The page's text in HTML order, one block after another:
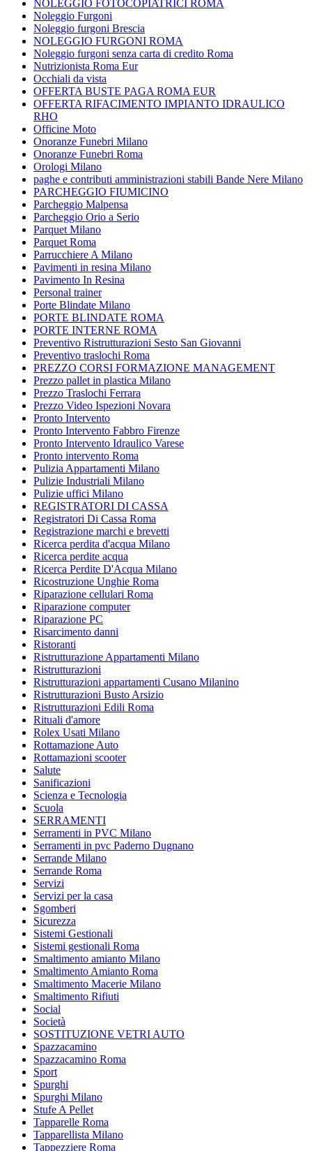
NOLEGGIO FOTOCOPIATRICI ROMA
Noleggio Furgoni
Noleggio furgoni Brescia
NOLEGGIO FURGONI ROMA
Noleggio furgoni senza carta di credito Roma
Nutrizionista Roma Eur
Occhiali da vista
OFFERTA BUSTE PAGA ROMA EUR
OFFERTA RIFACIMENTO IMPIANTO IDRAULICO
RHO
Officine Moto
Onoranze Funebri Milano
Onoranze Funebri Roma
Orologi Milano
paghe e contributi amministrazioni stabili Bande Nere Milano
PARCHEGGIO FIUMICINO
Parcheggio Malpensa
Parcheggio Orio a Serio
Parquet Milano
Parquet Roma
Parrucchiere A Milano
Pavimenti in resina Milano
Pavimento In Resina
Personal trainer
Porte Blindate Milano
PORTE BLINDATE ROMA
PORTE INTERNE ROMA
Preventivo Ristrutturazioni Sesto San Giovanni
Preventivo traslochi Roma
PREZZO CORSI FORMAZIONE MANAGEMENT
Prezzo pallet in plastica Milano
Prezzo Traslochi Ferrara
Prezzo Video Ispezioni Novara
Pronto Intervento
Pronto Intervento Fabbro Firenze
Pronto Intervento Idraulico Varese
Pronto intervento Roma
Pulizia Appartamenti Milano
Pulizie Industriali Milano
Pulizie uffici Milano
REGISTRATORI DI CASSA
Registratori Di Cassa Roma
Registrazione marchi e brevetti
Ricerca perdita d'acqua Milano
Ricerca perdite acqua
Ricerca Perdite D'Acqua Milano
Ricostruzione Unghie Roma
Riparazione cellulari Roma
Riparazione computer
Riparazione PC
Risarcimento danni
Ristoranti
Ristrutturazione Appartamenti Milano
Ristrutturazioni
Ristrutturazioni appartamenti Cusano Milanino
Ristrutturazioni Busto Arsizio
Ristrutturazioni Edili Roma
Rituali d'amore
Rolex Usati Milano
Rottamazione Auto
Rottamazioni scooter
Salute
Sanificazioni
Scienza e Tecnologia
Scuola
SERRAMENTI
Serramenti in PVC Milano
Serramenti in pvc Paderno Dugnano
Serrande Milano
Serrande Roma
Servizi
Servizi per la casa
Sgomberi
Sicurezza
Sistemi Gestionali
Sistemi gestionali Roma
Smaltimento amianto Milano
Smaltimento Amianto Roma
Smaltimento Macerie Milano
Smaltimento Rifiuti
Social
Società
SOSTITUZIONE VETRI AUTO
Spazzacamino
Spazzacamino Roma
Sport
Spurghi
Spurghi Milano
Stufe A Pellet
Tapparelle Roma
Tapparellista Milano
Tappezziere Roma